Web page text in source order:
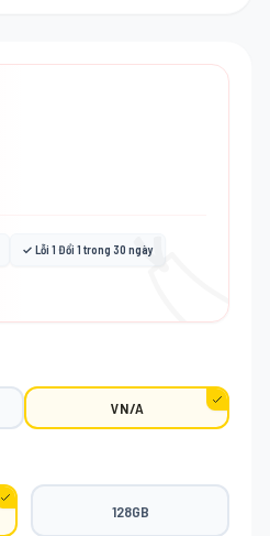
🏷️
✓ Lỗi 1 Đổi 1 trong 30 ngày
VN/A
128GB